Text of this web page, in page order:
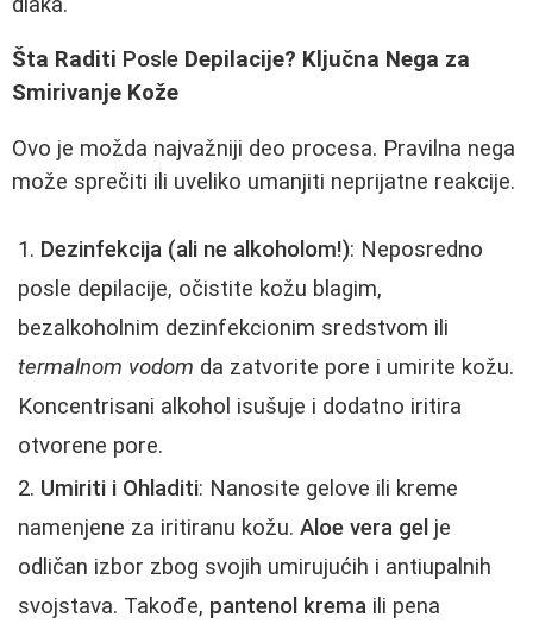
Šta Raditi Posle Depilacije? Ključna Nega za
Smirivanje Kože
Ovo je možda najvažniji deo procesa. Pravilna nega
može sprečiti ili uveliko umanjiti neprijatne reakcije.
Dezinfekcija (ali ne alkoholom!): Neposredno
posle depilacije, očistite kožu blagim,
bezalkoholnim dezinfekcionim sredstvom ili
termalnom vodom da zatvorite pore i umirite kožu.
Koncentrisani alkohol isušuje i dodatno iritira
otvorene pore.
Umiriti i Ohladiti: Nanosite gelove ili kreme
namenjene za iritiranu kožu. Aloe vera gel je
odličan izbor zbog svojih umirujućih i antiupalnih
svojstava. Takođe, pantenol krema ili pena